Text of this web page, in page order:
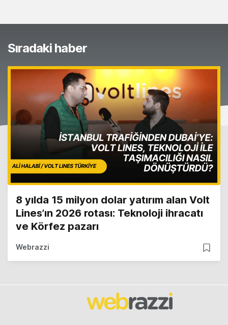
Sıradaki haber
8 yılda 15 milyon dolar yatırım alan Volt
Lines’ın 2026 rotası: Teknoloji ihracatı
ve Körfez pazarı
Webrazzi